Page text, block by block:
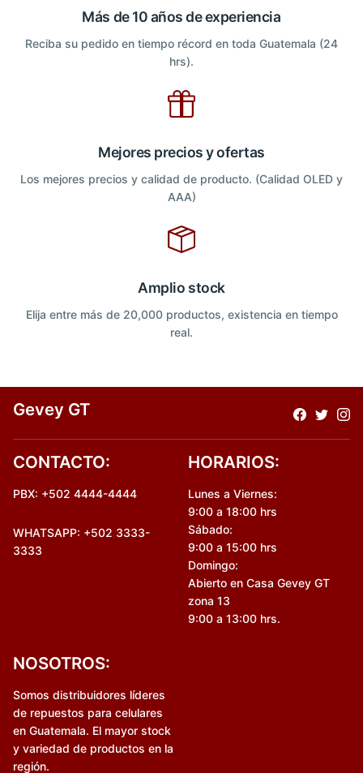
Más de 10 años de experiencia
Reciba su pedido en tiempo récord en toda Guatemala (24
hrs).
Mejores precios y ofertas
Los mejores precios y calidad de producto. (Calidad OLED y
AAA)
Amplio stock
Elija entre más de 20,000 productos, existencia en tiempo
real.
Gevey GT
CONTACTO:
PBX: +502 4444-4444
WHATSAPP: +502 3333-
3333
HORARIOS:
Lunes a Viernes:
9:00 a 18:00 hrs
Sábado:
9:00 a 15:00 hrs
Domingo:
Abierto en Casa Gevey GT
zona 13
9:00 a 13:00 hrs.
NOSOTROS:
Somos distribuidores líderes
de repuestos para celulares
en Guatemala. El mayor stock
y variedad de productos en la
región.